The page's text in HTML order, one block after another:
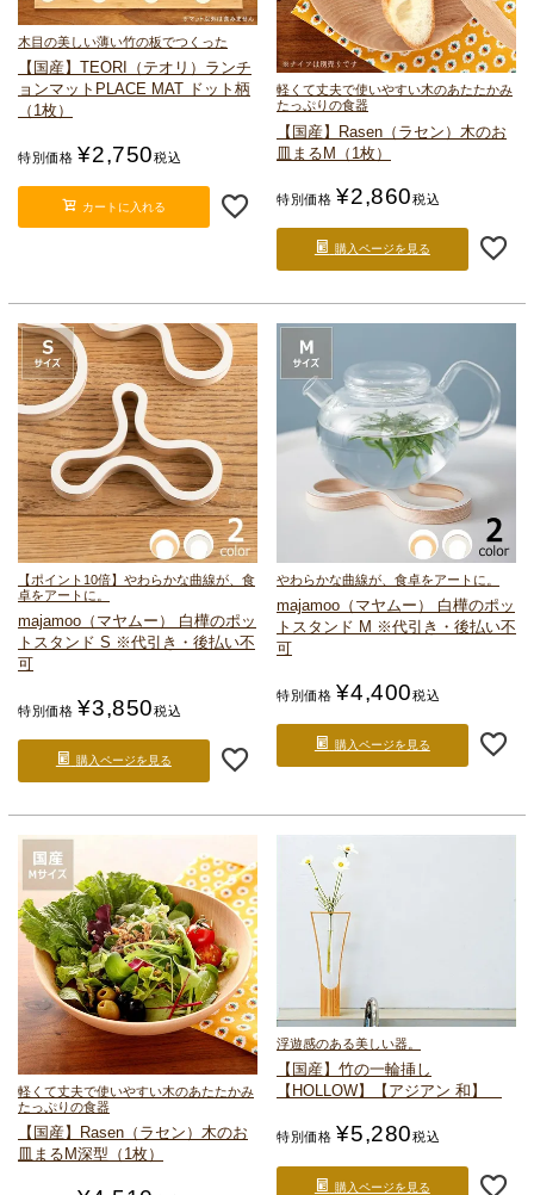
木目の美しい薄い竹の板でつくった
【国産】TEORI（テオリ） ランチ
ョンマット PLACE MAT ドット柄
（1枚）
特別価格 ¥2,750税込
カートに入れる
軽くて丈夫で使いやすい木のあたたかみ
たっぷりの食器
【国産】Rasen（ラセン） 木のお
皿 まるM（1枚）
特別価格 ¥2,860税込
購入ページを見る
【ポイント10倍】やわらかな曲線が、食
卓をアートに。
majamoo（マヤムー） 白樺のポッ
トスタンド S ※代引き・後払い不
可
特別価格 ¥3,850税込
購入ページを見る
やわらかな曲線が、食卓をアートに。
majamoo（マヤムー） 白樺のポッ
トスタンド M ※代引き・後払い不
可
特別価格 ¥4,400税込
購入ページを見る
軽くて丈夫で使いやすい木のあたたかみ
たっぷりの食器
【国産】Rasen（ラセン） 木のお
皿 まるM深型（1枚）
浮遊感のある美しい器。
【国産】竹の一輪挿し
【HOLLOW】
【アジアン 和】
特別価格 ¥5,280税込
購入ページを見る